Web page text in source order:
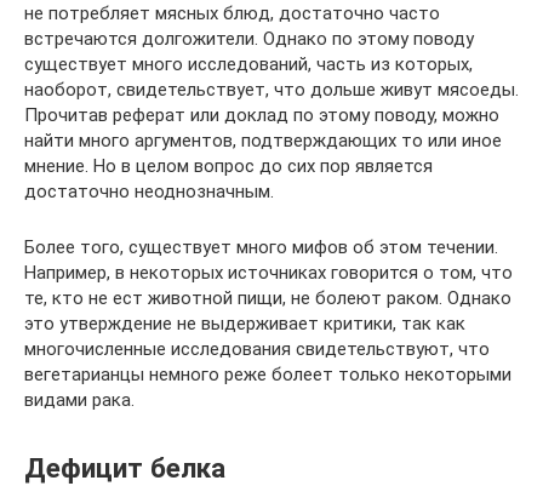
не потребляет мясных блюд, достаточно часто
встречаются долгожители. Однако по этому поводу
существует много исследований, часть из которых,
наоборот, свидетельствует, что дольше живут мясоеды.
Прочитав реферат или доклад по этому поводу, можно
найти много аргументов, подтверждающих то или иное
мнение. Но в целом вопрос до сих пор является
достаточно неоднозначным.
Более того, существует много мифов об этом течении.
Например, в некоторых источниках говорится о том, что
те, кто не ест животной пищи, не болеют раком. Однако
это утверждение не выдерживает критики, так как
многочисленные исследования свидетельствуют, что
вегетарианцы немного реже болеет только некоторыми
видами рака.
Дефицит белка